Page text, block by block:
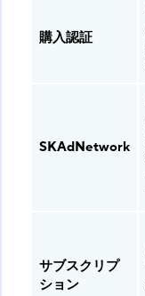
購入認証
SKAdNetwork
サブスクリプ
ション